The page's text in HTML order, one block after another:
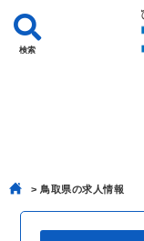
検索
鳥取県の求人情報